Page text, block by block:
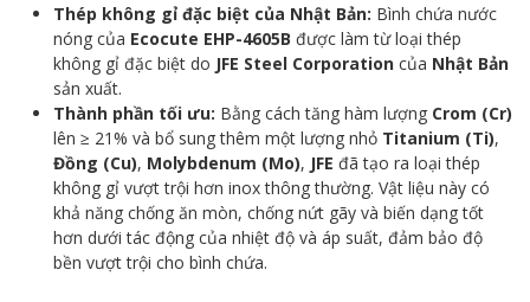
Thép không gỉ đặc biệt của Nhật Bản: Bình chứa nước
nóng của Ecocute EHP-4605B được làm từ loại thép
không gỉ đặc biệt do JFE Steel Corporation của Nhật Bản
sản xuất.
Thành phần tối ưu: Bằng cách tăng hàm lượng Crom (Cr)
lên ≥ 21% và bổ sung thêm một lượng nhỏ Titanium (Ti),
Đồng (Cu), Molybdenum (Mo), JFE đã tạo ra loại thép
không gỉ vượt trội hơn inox thông thường. Vật liệu này có
khả năng chống ăn mòn, chống nứt gãy và biến dạng tốt
hơn dưới tác động của nhiệt độ và áp suất, đảm bảo độ
bền vượt trội cho bình chứa.